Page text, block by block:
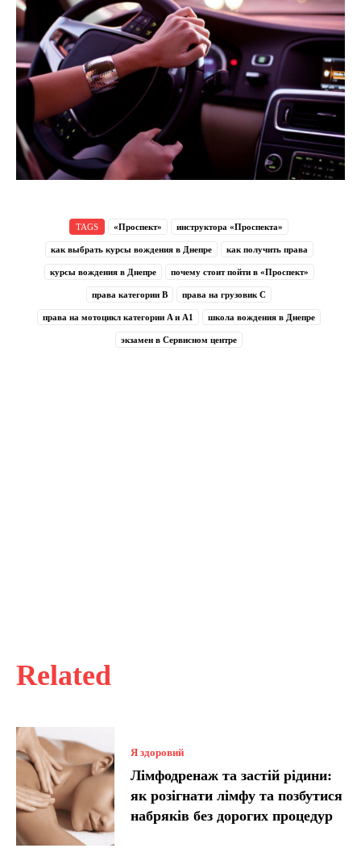
Related
Я здоровий
Лімфодренаж та застій рідини:
як розігнати лімфу та позбутися
набряків без дорогих процедур
TAGS «Проспект» инструктора «Проспекта»
как выбрать курсы вождения в Днепре как получить права
курсы вождения в Днепре почему стоит пойти в «Проспект»
права категории B права на грузовик C
права на мотоцикл категории A и A1 школа вождения в Днепре
экзамен в Сервисном центре